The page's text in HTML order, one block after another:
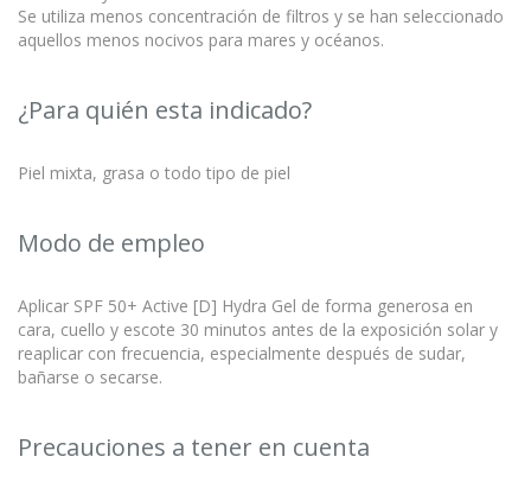
Se utiliza menos concentración de filtros y se han seleccionado
aquellos menos nocivos para mares y océanos.
¿Para quién esta indicado?
Piel mixta, grasa o todo tipo de piel
Modo de empleo
Aplicar SPF 50+ Active [D] Hydra Gel de forma generosa en
cara, cuello y escote 30 minutos antes de la exposición solar y
reaplicar con frecuencia, especialmente después de sudar,
bañarse o secarse.
Precauciones a tener en cuenta